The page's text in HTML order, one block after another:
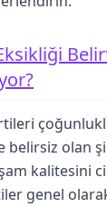
belirsiz olan
kalitesini
genel